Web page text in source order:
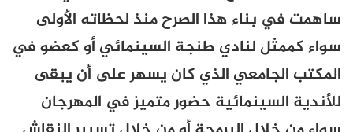
ساهمت في بناء هذا الصرح منذ لحظاته الأولى
سواء كممثل لنادي طنجة السينمائي أو كعضو في
المكتب الجامعي الذي كان يسهر على أن يبقى
للأندية السينمائية حضور متميز في المهرجان